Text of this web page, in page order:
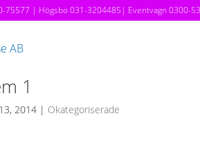
75577 | Högsbo031-3204485 | Eventvagn 0300-
1
2014 | Okategoriserade